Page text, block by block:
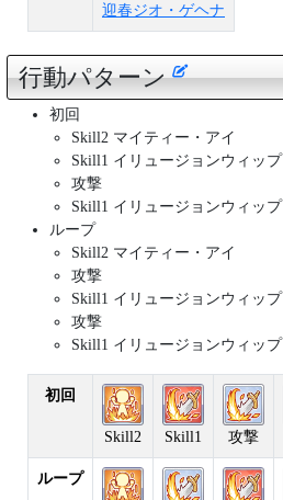
迎春ジオ・ゲヘナ
行動パターン
初回
Skill2 マイティー・アイ
Skill1 イリュージョンウィップ
攻撃
Skill1 イリュージョンウィップ
ループ
Skill2 マイティー・アイ
攻撃
Skill1 イリュージョンウィップ
攻撃
Skill1 イリュージョンウィップ
初回
Skill2 Skill1 攻撃
ループ